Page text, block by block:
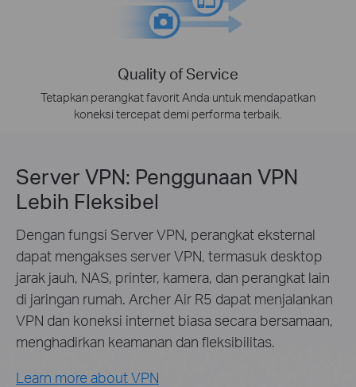
Quality of Service
Tetapkan perangkat favorit Anda untuk mendapatkan
koneksi tercepat demi performa terbaik.
Server VPN: Penggunaan VPN
Lebih Fleksibel
Dengan fungsi Server VPN, perangkat eksternal
dapat mengakses server VPN, termasuk desktop
jarak jauh, NAS, printer, kamera, dan perangkat lain
di jaringan rumah. Archer Air R5 dapat menjalankan
VPN dan koneksi internet biasa secara bersamaan,
menghadirkan keamanan dan fleksibilitas.
Learn more about VPN